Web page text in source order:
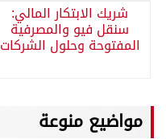
شريك الابتكار المالي:
سنقل فيو والمصرفية
المفتوحة وحلول الشركات
مواضيع منوعة